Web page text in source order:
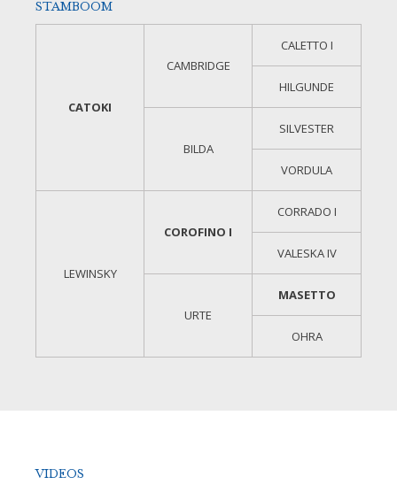
STAMBOOM
CATOKI
CAMBRIDGE
CALETTO I
HILGUNDE
BILDA
SILVESTER
VORDULA
LEWINSKY
COROFINO I
CORRADO I
VALESKA IV
URTE
MASETTO
OHRA
VIDEOS